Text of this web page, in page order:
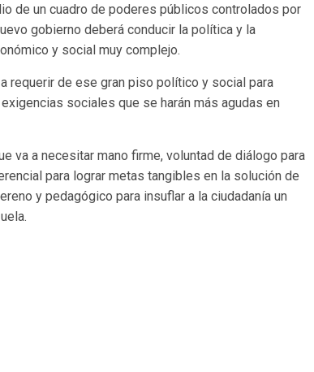
de un cuadro de poderes públicos controlados por
gobierno deberá conducir la política y la
y social muy complejo.
requerir de ese gran piso político y social para
sociales que se harán más agudas en
va a necesitar mano firme, voluntad de diálogo para
para lograr metas tangibles en la solución de
y pedagógico para insuflar a la ciudadanía un